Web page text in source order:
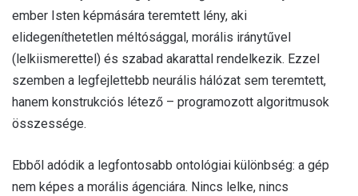
ember Isten képmására teremtett lény, aki
elidegeníthetetlen méltósággal, morális iránytűvel
(lelkiismerettel) és szabad akarattal rendelkezik. Ezzel
szemben a legfejlettebb neurális hálózat sem teremtett,
hanem konstrukciós létező – programozott algoritmusok
összessége.
Ebből adódik a legfontosabb ontológiai különbség: a gép
nem képes a morális ágenciára. Nincs lelke, nincs